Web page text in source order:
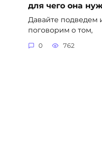
для чего она
Давайте подведем
поговорим о том,
0 762